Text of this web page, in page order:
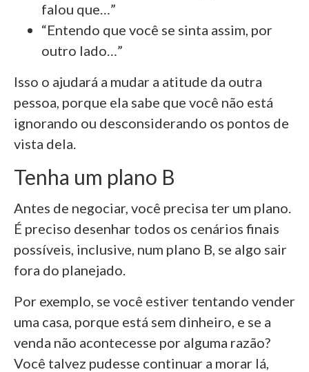
falou que…”
“Entendo que você se sinta assim, por
outro lado…”
Isso o ajudará a mudar a atitude da outra
pessoa, porque ela sabe que você não está
ignorando ou desconsiderando os pontos de
vista dela.
Tenha um plano B
Antes de negociar, você precisa ter um plano.
É preciso desenhar todos os cenários finais
possíveis, inclusive, num plano B, se algo sair
fora do planejado.
Por exemplo, se você estiver tentando vender
uma casa, porque está sem dinheiro, e se a
venda não acontecesse por alguma razão?
Você talvez pudesse continuar a morar lá,